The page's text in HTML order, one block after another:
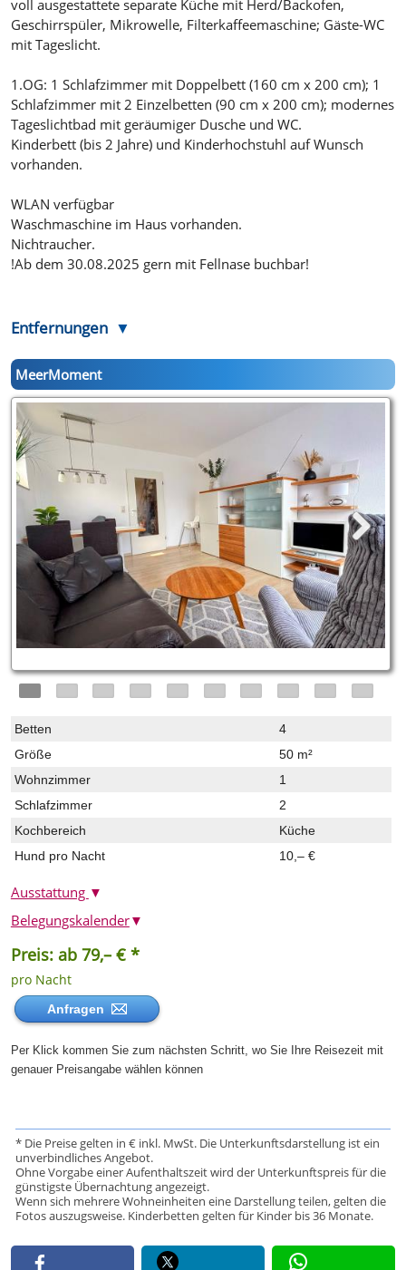
voll ausgestattete separate Küche mit Herd/Backofen,
Geschirrspüler, Mikrowelle, Filterkaffeemaschine; Gäste-WC
mit Tageslicht.
1.OG: 1 Schlafzimmer mit Doppelbett (160 cm x 200 cm); 1
Schlafzimmer mit 2 Einzelbetten (90 cm x 200 cm); modernes
Tageslichtbad mit geräumiger Dusche und WC.
Kinderbett (bis 2 Jahre) und Kinderhochstuhl auf Wunsch
vorhanden.
WLAN verfügbar
Waschmaschine im Haus vorhanden.
Nichtraucher.
!Ab dem 30.08.2025 gern mit Fellnase buchbar!
Entfernungen
MeerMoment
Betten
4
Größe
50 m²
Wohnzimmer
1
Schlafzimmer
2
Kochbereich
Küche
Hund pro Nacht
10,– €
Ausstattung ▼
Preis: ab 79,– € *
pro Nacht
Anfragen
Per Klick kommen Sie zum nächsten Schritt, wo Sie Ihre Reisezeit mit
genauer Preisangabe wählen können
Belegungskalender▼
* Die Preise gelten in € inkl. MwSt. Die Unterkunftsdarstellung ist ein
unverbindliches Angebot.
Ohne Vorgabe einer Aufenthaltszeit wird der Unterkunftspreis für die
günstigste Übernachtung angezeigt.
Wenn sich mehrere Wohneinheiten eine Darstellung teilen, gelten die
Fotos auszugsweise. Kinderbetten gelten für Kinder bis 36 Monate.